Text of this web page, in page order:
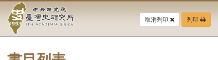
要
中
央
研
取消列印 列印